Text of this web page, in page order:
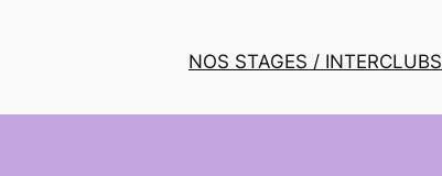
NOS STAGES / INTERCLUBS